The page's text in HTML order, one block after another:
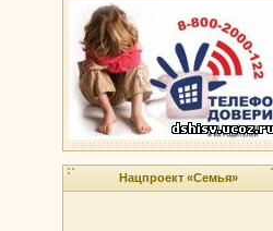
Нацпроект «Семья»